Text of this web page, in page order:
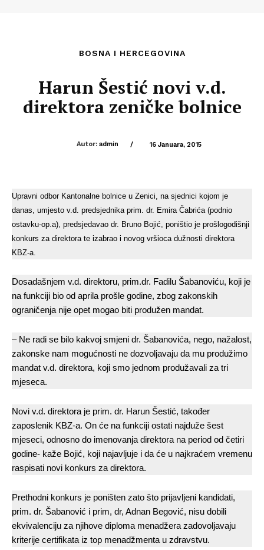
BOSNA I HERCEGOVINA
Harun Šestić novi v.d.
direktora zeničke bolnice
Autor: admin / 16 Januara, 2015
Upravni odbor Kantonalne bolnice u Zenici, na sjednici kojom je
danas, umjesto v.d. predsjednika prim. dr. Emira Čabrića (podnio
ostavku-op.a), predsjedavao dr. Bruno Bojić, poništio je prošlogodišnji
konkurs za direktora te izabrao i novog vršioca dužnosti direktora
KBZ-a.
Dosadašnjem v.d. direktoru, prim.dr. Fadilu Šabanoviću, koji je
na funkciji bio od aprila prošle godine, zbog zakonskih
ograničenja nije opet mogao biti produžen mandat.
– Ne radi se bilo kakvoj smjeni dr. Šabanovića, nego, nažalost,
zakonske nam mogućnosti ne dozvoljavaju da mu produžimo
mandat v.d. direktora, koji smo jednom produžavali za tri
mjeseca.
Novi v.d. direktora je prim. dr. Harun Šestić, također
zaposlenik KBZ-a. On će na funkciji ostati najduže šest
mjeseci, odnosno do imenovanja direktora na period od četiri
godine- kaže Bojić, koji najavljuje i da će u najkraćem vremenu
raspisati novi konkurs za direktora.
Prethodni konkurs je poništen zato što prijavljeni kandidati,
prim. dr. Šabanović i prim, dr, Adnan Begović, nisu dobili
ekvivalenciju za njihove diploma menadžera zadovoljavaju
kriterije certifikata iz top menadžmenta u zdravstvu.